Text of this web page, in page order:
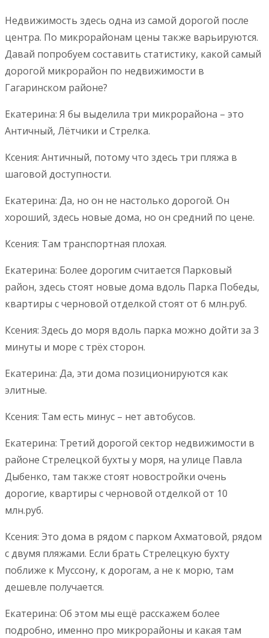
Недвижимость здесь одна из самой дорогой после
центра. По микрорайонам цены также варьируются.
Давай попробуем составить статистику, какой самый
дорогой микрорайон по недвижимости в
Гагаринском районе?
Екатерина: Я бы выделила три микрорайона – это
Античный, Лётчики и Стрелка.
Ксения: Античный, потому что здесь три пляжа в
шаговой доступности.
Екатерина: Да, но он не настолько дорогой. Он
хороший, здесь новые дома, но он средний по цене.
Ксения: Там транспортная плохая.
Екатерина: Более дорогим считается Парковый
район, здесь стоят новые дома вдоль Парка Победы,
квартиры с черновой отделкой стоят от 6 млн.руб.
Ксения: Здесь до моря вдоль парка можно дойти за 3
минуты и море с трёх сторон.
Екатерина: Да, эти дома позиционируются как
элитные.
Ксения: Там есть минус – нет автобусов.
Екатерина: Третий дорогой сектор недвижимости в
районе Стрелецкой бухты у моря, на улице Павла
Дыбенко, там также стоят новостройки очень
дорогие, квартиры с черновой отделкой от 10
млн.руб.
Ксения: Это дома в рядом с парком Ахматовой, рядом
с двумя пляжами. Если брать Стрелецкую бухту
поближе к Муссону, к дорогам, а не к морю, там
дешевле получается.
Екатерина: Об этом мы ещё расскажем более
подробно, именно про микрорайоны и какая там